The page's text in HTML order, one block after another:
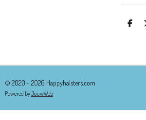
D
© 2020 - 2026 Happyhalsters.com
Powered byJouwWeb